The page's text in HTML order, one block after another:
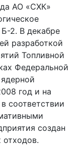
АО «СХК»
2. В декабре
разработкой
Топливной
Федеральной
год и на
соответствии
создан
отходов.